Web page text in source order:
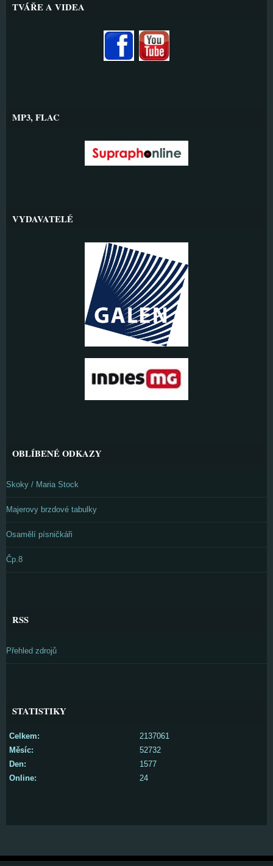
TVÁŘE A VIDEA
MP3, FLAC
VYDAVATELÉ
OBLÍBENÉ ODKAZY
Skoky / Maria Stock
Majerovy brzdové tabulky
Osamělí písničkáři
Čp.8
RSS
Přehled zdrojů
STATISTIKY
Online: 24
Celkem:
2137061
Měsíc:
52732
Den:
1577